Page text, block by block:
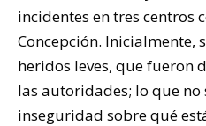
incidentes en tres centros
Concepción. Inicialmente,
heridos leves, que fueron
las autoridades; lo que no
inseguridad sobre qué